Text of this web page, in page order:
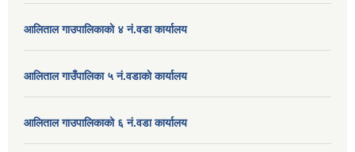
आलिताल गाउपालिकाको ४ नं.वडा कार्यालय
आलिताल गाउँपालिका ५ नं.वडाको कार्यालय
आलिताल गाउपालिकाको ६ नं.वडा कार्यालय